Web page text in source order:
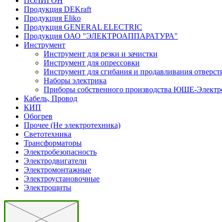
Продукция DEKraft
Продукция Eliko
Продукция GENERAL ELECTRIC
Продукция ОАО "ЭЛЕКТРОАППАРАТУРА"
Инструмент
Инструмент для резки и зачистки
Инструмент для опрессовки
Инструмент для сгибания и продавливания
Наборы электрика
Приборы собственного производства ЮШЕ-
Кабель, Провод
КИП
Обогрев
Прочее (Не электротехника)
Светотехника
Трансформаторы
Электробезопасность
Электродвигатели
Электромонтажные
Электроустановочные
Электрощиты